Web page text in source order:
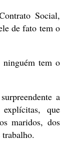
Social,
de fato tem o
ninguém tem o
a
que
maridos, dos
trabalho.